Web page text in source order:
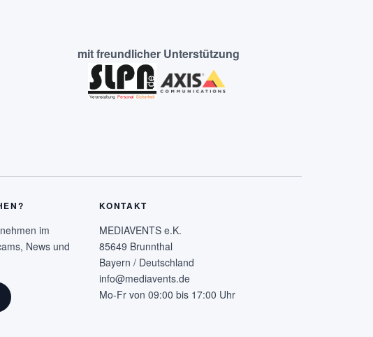
mit freundlicher Unterstützung
im
News und
KONTAKT
MEDIAVENTS e.K.
85649 Brunnthal
Bayern / Deutschland
info@mediavents.de
Mo-Fr von 09:00 bis 17:00 Uhr